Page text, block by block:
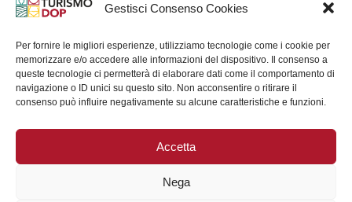
Gestisci Consenso Cookies
Per fornire le migliori esperienze, utilizziamo tecnologie come i cookie per
memorizzare e/o accedere alle informazioni del dispositivo. Il consenso a
queste tecnologie ci permetterà di elaborare dati come il comportamento di
navigazione o ID unici su questo sito. Non acconsentire o ritirare il
consenso può influire negativamente su alcune caratteristiche e funzioni.
Accetta
Nega
In collaborazione ORIGIN ITALIA.
del turismo enogastronomico dei prodotti DOP IGP
italiani.
Concessione contributo MASAF DM n. 0311719 del
15/06/2023
Concessione contributo MASAF, DM n. 0016662 del
15/01/2025 (CUP J88H24002560007)